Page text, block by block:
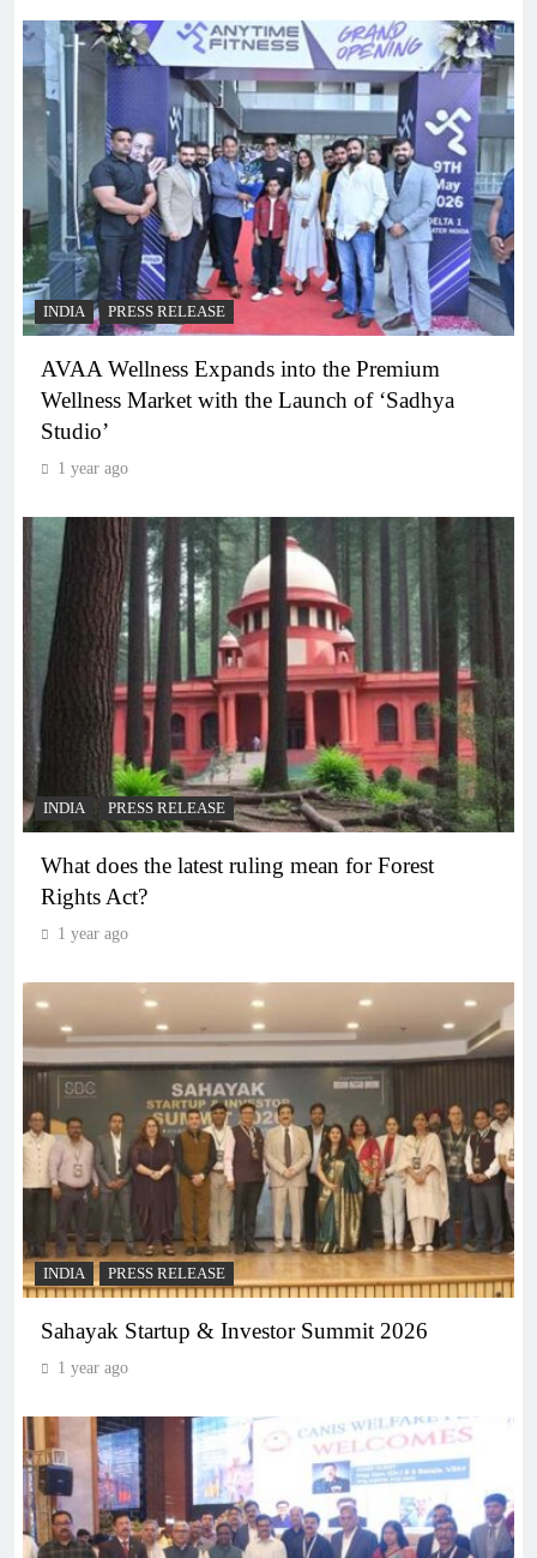
INDIA PRESS RELEASE
AVAA Wellness Expands into the Premium
Wellness Market with the Launch of ‘Sadhya
Studio’
1 year ago
INDIA PRESS RELEASE
What does the latest ruling mean for Forest
Rights Act?
1 year ago
INDIA PRESS RELEASE
Sahayak Startup & Investor Summit 2026
1 year ago